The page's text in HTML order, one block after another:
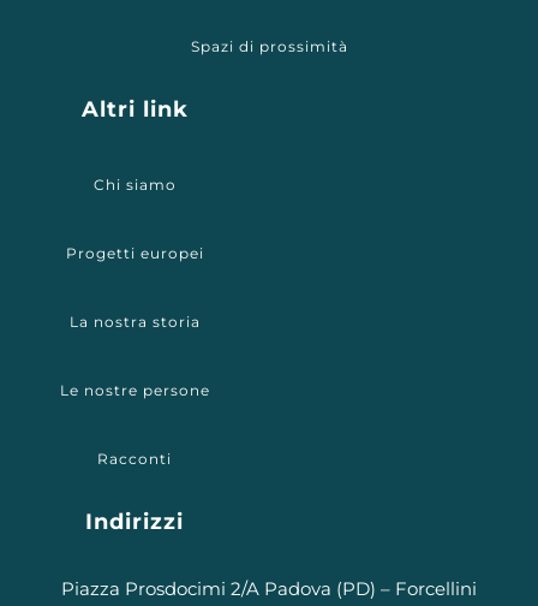
Spazi di prossimità
Altri link
Chi siamo
Progetti europei
La nostra storia
Le nostre persone
Racconti
Indirizzi
Piazza Prosdocimi 2/A Padova (PD) – Forcellini